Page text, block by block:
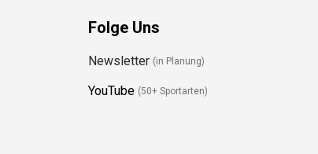
Folge Uns
Newsletter (in Planung)
YouTube (50+ Sportarten)